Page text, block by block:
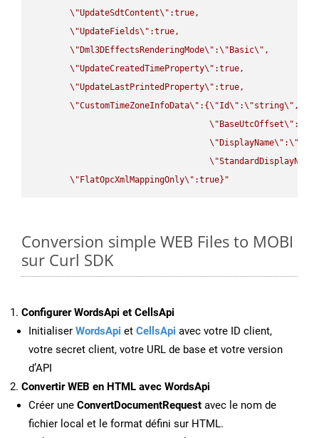
\"UpdateSdtContent\" :true,
\"UpdateFields\" :true,
\" Dml3DEffectsRenderingMode\" :\" Basic\" ,
\"UpdateCreatedTimeProperty\" :true,
\"UpdateLastPrintedProperty\" :true,
\"CustomTimeZoneInfoData\" :{\"Id\" :\"string\" ,
\" BaseUtcOffset\" :
\" DisplayName\" :\"
\"StandardDisplayName
\" FlatOpcXmlMappingOnly\" :true}"
Conversion simple WEB Files to MOBI
sur Curl SDK
Configurer WordsApi et CellsApi
Initialiser WordsApi et CellsApi avec votre ID client,
votre secret client, votre URL de base et votre version
d’API
Convertir WEB en HTML avec WordsApi
Créer une ConvertDocumentRequest avec le nom de
fichier local et le format défini sur HTML.